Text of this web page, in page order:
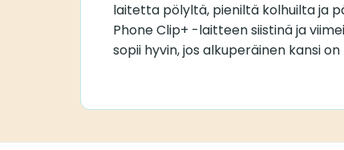
laitetta pölyltä, pieniltä kolhuilta ja
Phone Clip+ -laitteen siistinä ja
sopii hyvin, jos alkuperäinen kansi